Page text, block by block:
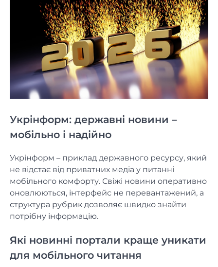
Укрінформ: державні новини –
мобільно і надійно
Укрінформ – приклад державного ресурсу, який
не відстає від приватних медіа у питанні
мобільного комфорту. Свіжі новини оперативно
оновлюються, інтерфейс не перевантажений, а
структура рубрик дозволяє швидко знайти
потрібну інформацію.
Які новинні портали краще уникати
для мобільного читання